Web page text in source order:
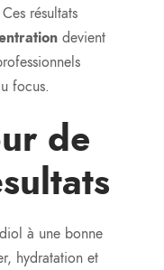
résultats
devient
focus.
de
à une bonne
hydratation et